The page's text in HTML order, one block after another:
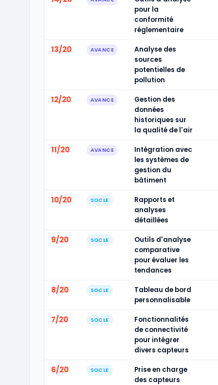
pour la
conformité
réglementaire
13/20 AVANCE
Analyse des
sources
potentielles de
pollution
12/20 AVANCE
Gestion des
données
historiques sur
la qualité de l'air
11/20 AVANCE
Intégration avec
les systèmes de
gestion du
bâtiment
10/20 SOCLE
Rapports et
analyses
détaillées
9/20 SOCLE
Outils d'analyse
comparative
pour évaluer les
tendances
8/20 SOCLE
Tableau de bord
personnalisable
7/20 SOCLE
Fonctionnalités
de connectivité
pour intégrer
divers capteurs
6/20 SOCLE
Prise en charge
des capteurs